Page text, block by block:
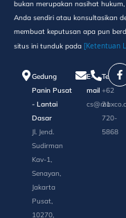
bukan merupakan nasihat
Anda sendiri atau konsultasikan
membuat keputusan apa pun
situs ini tunduk pada [Ketentuan
Gedung
Panin Pusat
- Lantai
Dasar
Jl. Jend.
Sudirman
Kav-1,
Senayan,
Jakarta
Pusat,
10270,
E-
mail
Telepon
+62
21
720-
5868